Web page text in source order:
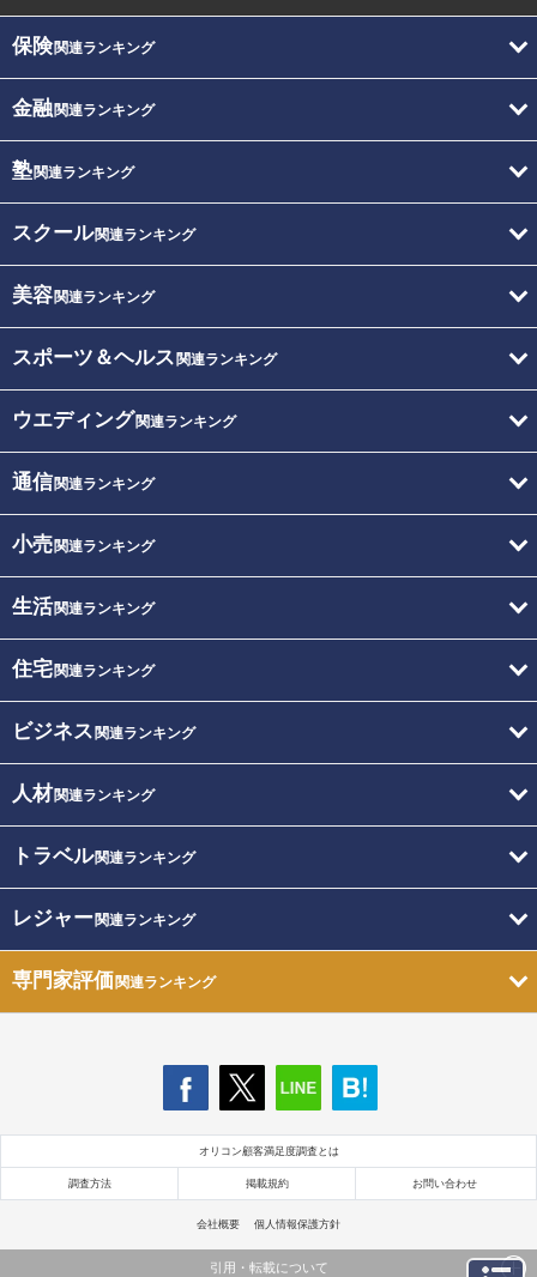
保険関連ランキング
金融関連ランキング
塾関連ランキング
スクール関連ランキング
美容関連ランキング
スポーツ＆ヘルス 関連ランキング
ウエディング関連ランキング
通信関連ランキング
小売関連ランキング
生活関連ランキング
住宅関連ランキング
ビジネス 関連ランキング
人材関連ランキング
トラベル関連ランキング
レジャー関連ランキング
専門家評価関連ランキング
オリコン顧客満足度調査とは
調査方法 掲載規約 お問い合わせ
会社概要 個人情報保護方針
引用・転載について